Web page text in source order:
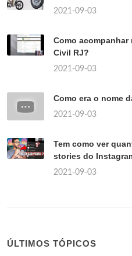
2021-09-03
Como
Civil RJ?
2021-09-03
Como era o nome
2021-09-03
Tem como ver
stories do
2021-09-03
ÚLTIMOS TÓPICOS